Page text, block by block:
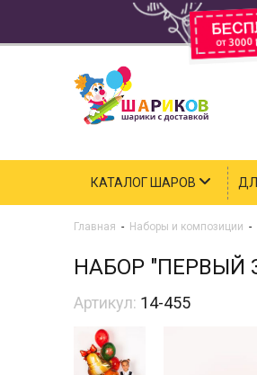
КАТАЛОГ ШАРОВ
Главная - Наборы и композиции -
НАБОР "ПЕРВЫЙ
Артикул: 14-455